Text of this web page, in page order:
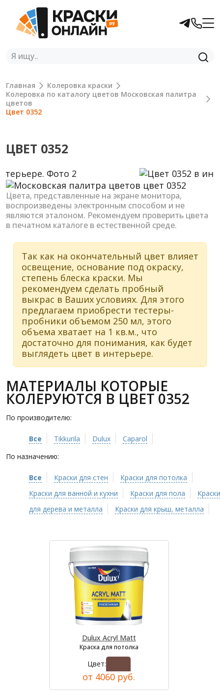
Главная
Колеровка краски
Колеровка по каталогу цветов Московская палитра
цветов
Цвет 0352
ЦВЕТ 0352
Previous Next
Цвета, представленные на экране монитора,
воспроизведены электронным способом и не
являются эталоном. Рекомендуем проверить цвета
в печатном каталоге в естественной среде.
Так как на окончательный цвет влияет
освещение, основание под окраску,
степень блеска краски. Мы
рекомендуем сделать пробный
выкрас в Ваших условиях. Для этого
предлагаем приобрести тестеры-
пробники объемом 250 мл, этого
объема хватает на 1 кв.м., что
достаточно для понимания, как будет
выглядеть цвет в интерьере.
МАТЕРИАЛЫ КОТОРЫЕ
КОЛЕРУЮТСЯ В ЦВЕТ 0352
По производителю:
Все Tikkurila Dulux
Caparol
По назначению:
Все Краски для стен
Краски для потолка
Краски для ванной и кухни
Краски для пола
Краски
для дерева и металла
Краски для крыш, металла
Dulux Acryl Matt
Краска для потолка
Цвет:
от 4060 руб.